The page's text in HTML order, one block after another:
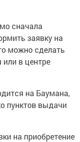
сначала
заявку на
можно сделать
в центре
на Баумана,
пунктов выдачи
на приобретение